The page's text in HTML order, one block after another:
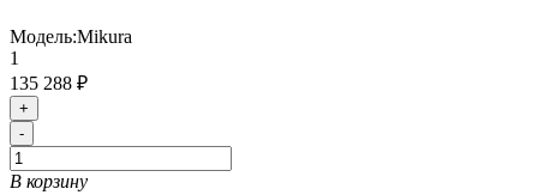
Модель:Mikura
1
135 288 ₽
+
-
В корзину